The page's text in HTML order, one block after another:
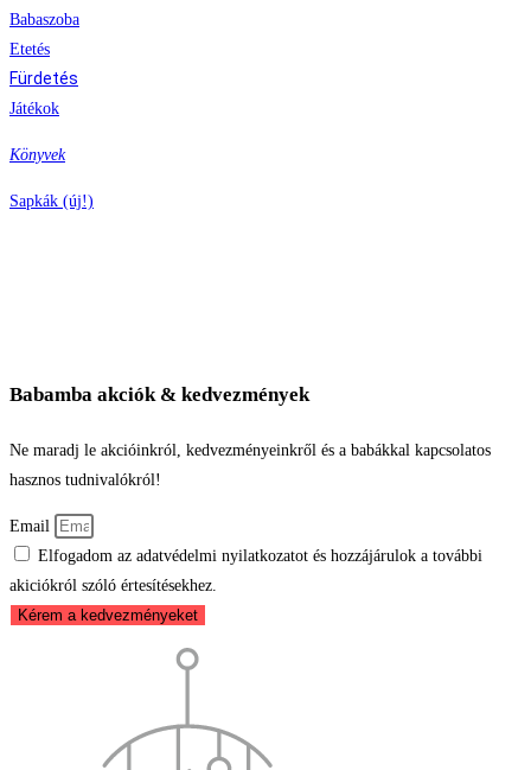
Babaszoba
Etetés
Fürdetés
Játékok
Könyvek
Sapkák (új!)
Babamba akciók & kedvezmények
Ne maradj le akcióinkról, kedvezményeinkről és a babákkal kapcsolatos
hasznos tudnivalókról!
Email
Elfogadom az adatvédelmi nyilatkozatot és hozzájárulok a további
akiciókról szóló értesítésekhez.
Kérem a kedvezményeket